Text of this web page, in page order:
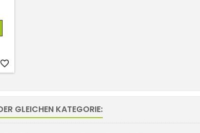
favorite_border
GLEICHEN KATEGORIE: